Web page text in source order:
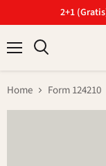
2+1
Home Form 124210